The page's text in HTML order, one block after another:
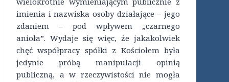
imienia i nazwiska osoby działające – jego
zdaniem – pod wpływem „czarnego
anioła”. Wydaje się więc, że jakakolwiek
chęć współpracy spółki z Kościołem była
jedynie próbą manipulacji opinią
publiczną, a w rzeczywistości nie mogła